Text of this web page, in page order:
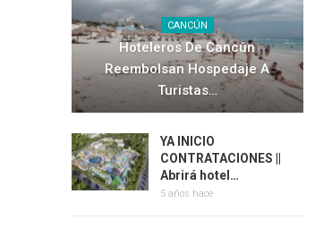
CANCÚN
Hoteleros De Cancún
Reembolsan Hospedaje A
Turistas…
YA INICIO
CONTRATACIONES ||
Abrirá hotel…
5 años hace